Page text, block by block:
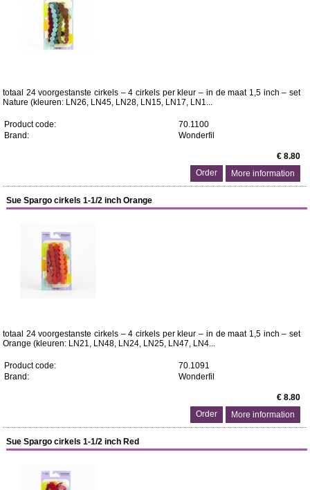
totaal 24 voorgestanste cirkels – 4 cirkels per kleur – in de maat 1,5 inch – set
Nature (kleuren: LN26, LN45, LN28, LN15, LN17, LN1...
Product code:
70.1100
Brand:
Wonderfil
€ 8.80
More information
Sue Spargo cirkels 1-1/2 inch Orange
totaal 24 voorgestanste cirkels – 4 cirkels per kleur – in de maat 1,5 inch – set
Orange (kleuren: LN21, LN48, LN24, LN25, LN47, LN4...
Product code:
70.1091
Brand:
Wonderfil
€ 8.80
More information
Sue Spargo cirkels 1-1/2 inch Red